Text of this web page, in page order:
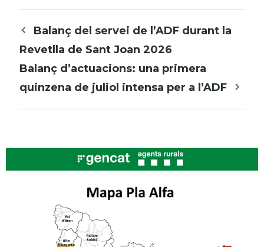
Navegació
per
entrades
Balanç del servei de l’ADF durant la
Revetlla de Sant Joan 2026
Balanç d’actuacions: una primera
quinzena de juliol intensa per a l’ADF